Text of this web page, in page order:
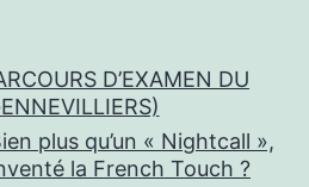
D’EXAMEN DU
plus qu’un « Nightcall »,
la French Touch ?